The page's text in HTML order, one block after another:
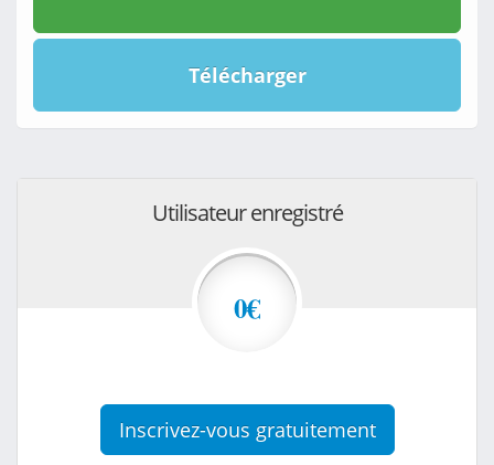
Télécharger
Utilisateur enregistré
0€
Inscrivez-vous gratuitement